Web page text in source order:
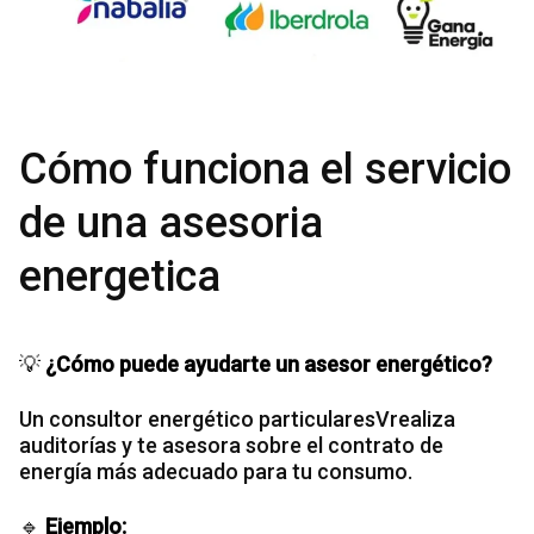
Cómo funciona el servicio
de una asesoria
energetica
💡 ¿Cómo puede ayudarte un asesor energético?
Un consultor energético particularesVrealiza
auditorías y te asesora sobre el contrato de
energía más adecuado para tu consumo.
🔹 Ejemplo: